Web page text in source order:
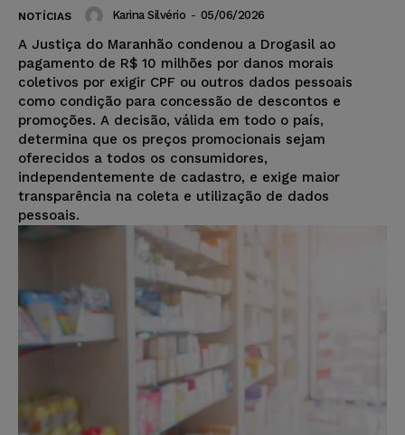
NOTÍCIAS Karina Silvério - 05/06/2026
A Justiça do Maranhão condenou a Drogasil ao
pagamento de R$ 10 milhões por danos morais
coletivos por exigir CPF ou outros dados pessoais
como condição para concessão de descontos e
promoções. A decisão, válida em todo o país,
determina que os preços promocionais sejam
oferecidos a todos os consumidores,
independentemente de cadastro, e exige maior
transparência na coleta e utilização de dados
pessoais.